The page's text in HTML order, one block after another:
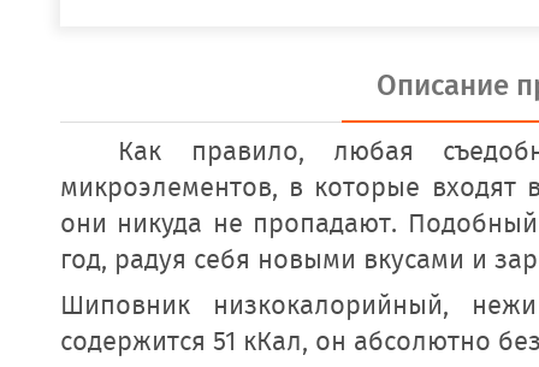
Описание
Как правило, любая
микроэлементов, в которые
они никуда не пропадают.
год, радуя себя новыми вкусами и
Шиповник низкокалорийный,
содержится 51 кКал, он абсолютно